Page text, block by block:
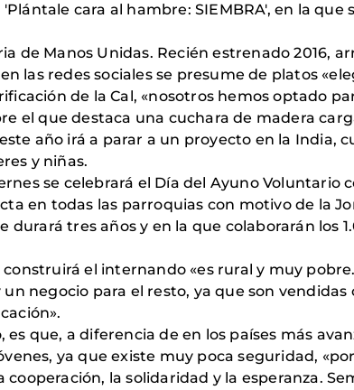
cara al hambre: SIEMBRA', en la
de Manos Unidas. Recién estrenado 2016,
las redes sociales se presume de platos
de la Cal, «nosotros hemos optado
el que destaca una cuchara de madera
año irá a parar a un proyecto en la India,
y niñas.
se celebrará el Día del Ayuno Voluntario
en todas las parroquias con motivo de la
durará tres años y en la que colaborarán los
construirá el internando «es rural y muy
un negocio para el resto, ya que son
es que, a diferencia de en los países más
ya que existe muy poca seguridad,
cooperación, la solidaridad y la esperanza.